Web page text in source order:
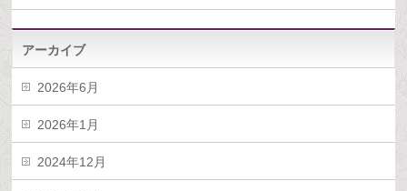
アーカイブ
2026年6月
2026年1月
2024年12月